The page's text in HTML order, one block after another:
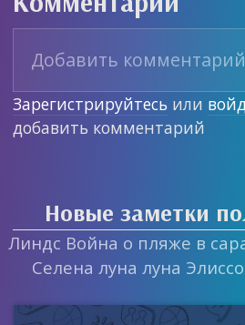
Зарегистрируйтесь или
добавить комментарий
Новые заметки
Линдс Война о пляже в
Селена луна луна